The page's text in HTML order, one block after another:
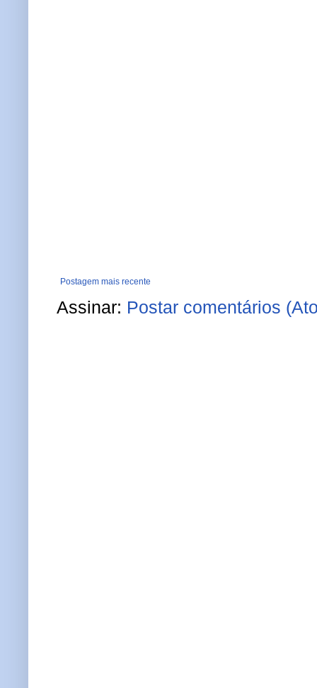
Postagem mais recente
Assinar: Postar comentários